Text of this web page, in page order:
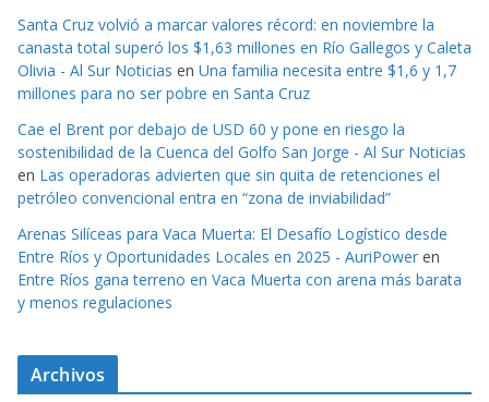
Santa Cruz volvió a marcar valores récord: en noviembre la
canasta total superó los $1,63 millones en Río Gallegos y Caleta
Olivia - Al Sur Noticias en Una familia necesita entre $1,6 y 1,7
millones para no ser pobre en Santa Cruz
Cae el Brent por debajo de USD 60 y pone en riesgo la
sostenibilidad de la Cuenca del Golfo San Jorge - Al Sur Noticias
en Las operadoras advierten que sin quita de retenciones el
petróleo convencional entra en “zona de inviabilidad”
Arenas Silíceas para Vaca Muerta: El Desafío Logístico desde
Entre Ríos y Oportunidades Locales en 2025 - AuriPower en
Entre Ríos gana terreno en Vaca Muerta con arena más barata
y menos regulaciones
Archivos